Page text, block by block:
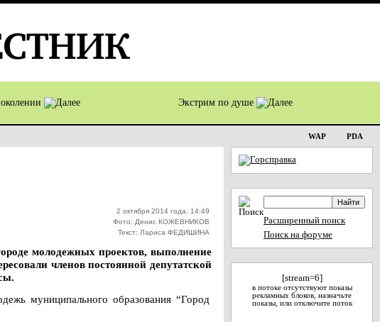
Экстрим по душе
WAP PDA
2 октября 2014 года, 14:49
Фото: Денис КОЖЕВНИКОВ
Текст: Лариса ФЕДИШИНА
молодежных проектов, выполнение
членов постоянной депутатской
муниципального образования “Город
Расширенный поиск
Поиск на форуме
[stream=6]
в потоке отсутствуют показы
рекламных блоков, назначьте
показы, или отключите поток